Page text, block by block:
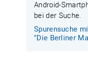
Android-
bei der Suche.
Spurensuche
"Die Berliner